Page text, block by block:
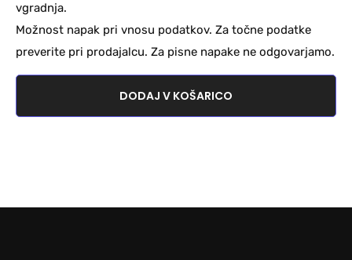
vgradnja.
Možnost napak pri vnosu podatkov. Za točne podatke
preverite pri prodajalcu. Za pisne napake ne odgovarjamo.
DODAJ V KOŠARICO